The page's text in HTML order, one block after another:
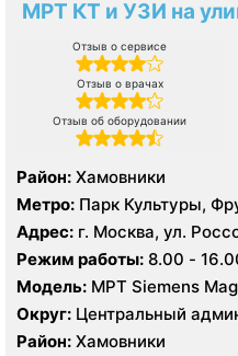
МРТ КТ и УЗИ на
Отзыв о сервисе
Отзыв о врачах
Отзыв об оборудовании
Район: Хамовники
Метро: Парк Культуры,
Адрес: г. Москва, ул.
Режим работы: 8.00 -
Модель: МРТ Siemens
Toshiba Aquilion 160
Округ: Центральный
Район: Хамовники